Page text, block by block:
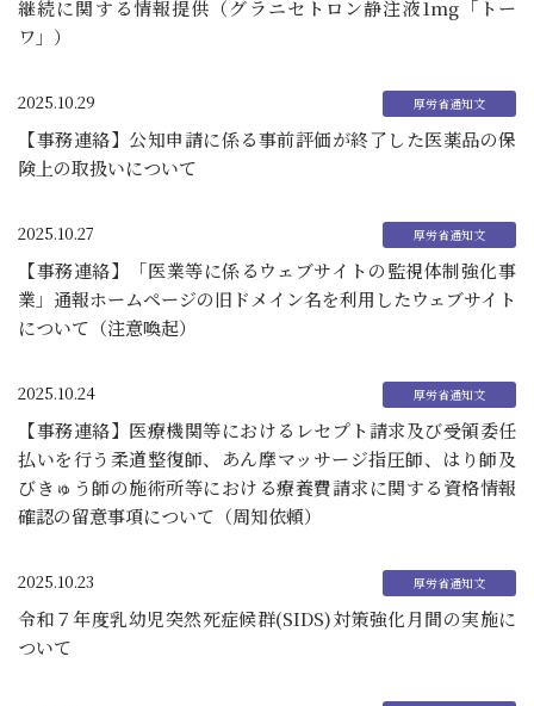
継続に関する情報提供（グラニセトロン静注液1mg「トー
ワ」）
2025.10.29
【事務連絡】公知申請に係る事前評価が終了した医薬品の保
険上の取扱いについて
2025.10.27
【事務連絡】「医業等に係るウェブサイトの監視体制強化事
業」通報ホームページの旧ドメイン名を利用したウェブサイト
について（注意喚起）
2025.10.24
【事務連絡】医療機関等におけるレセプト請求及び受領委任
払いを行う柔道整復師、あん摩マッサージ指圧師、はり師及
びきゅう師の施術所等における療養費請求に関する資格情報
確認の留意事項について（周知依頼）
2025.10.23
令和７年度乳幼児突然死症候群(SIDS)対策強化月間の実施に
ついて